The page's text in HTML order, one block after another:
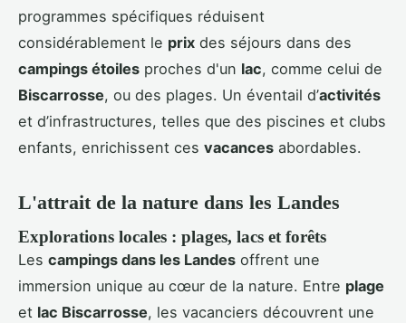
programmes spécifiques réduisent
considérablement le prix des séjours dans des
campings étoiles proches d'un lac, comme celui de
Biscarrosse, ou des plages. Un éventail d’activités
et d’infrastructures, telles que des piscines et clubs
enfants, enrichissent ces vacances abordables.
L'attrait de la nature dans les Landes
Explorations locales : plages, lacs et forêts
Les campings dans les Landes offrent une
immersion unique au cœur de la nature. Entre plage
et lac Biscarrosse, les vacanciers découvrent une